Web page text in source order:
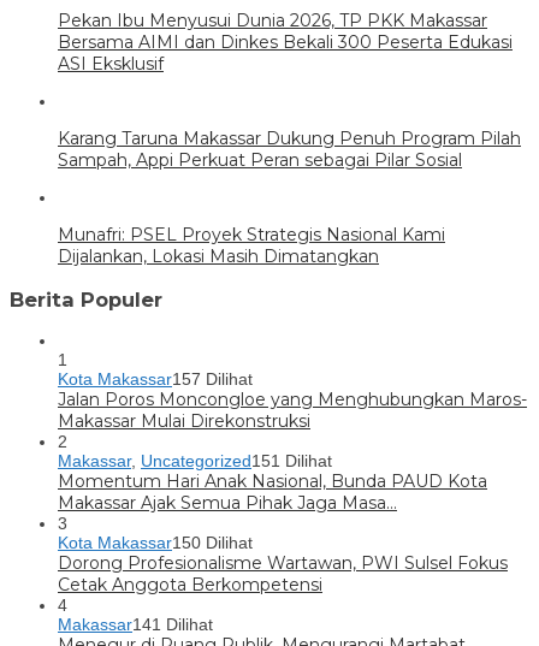
Pekan Ibu Menyusui Dunia 2026, TP PKK Makassar
Bersama AIMI dan Dinkes Bekali 300 Peserta Edukasi
ASI Eksklusif
Karang Taruna Makassar Dukung Penuh Program Pilah
Sampah, Appi Perkuat Peran sebagai Pilar Sosial
Munafri: PSEL Proyek Strategis Nasional Kami
Dijalankan, Lokasi Masih Dimatangkan
Berita Populer
1
Kota Makassar157 Dilihat
Jalan Poros Moncongloe yang Menghubungkan Maros-
Makassar Mulai Direkonstruksi
2
Makassar, Uncategorized151 Dilihat
Momentum Hari Anak Nasional, Bunda PAUD Kota
Makassar Ajak Semua Pihak Jaga Masa…
3
Kota Makassar150 Dilihat
Dorong Profesionalisme Wartawan, PWI Sulsel Fokus
Cetak Anggota Berkompetensi
4
Makassar141 Dilihat